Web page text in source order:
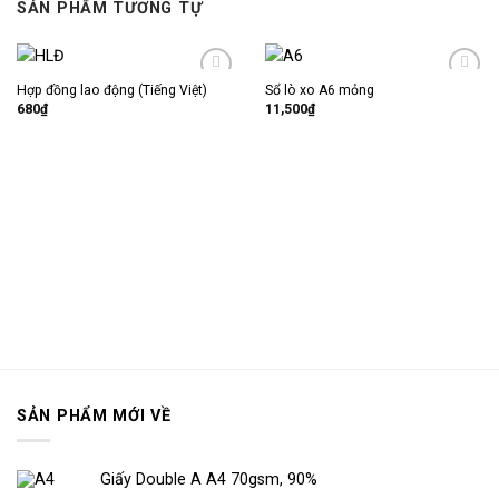
SẢN PHẨM TƯƠNG TỰ
Thêm
Hợp đồng lao động (Tiếng Việt)
680₫
Sổ lò xo A6 mỏng
11,500₫
SẢN PHẨM MỚI VỀ
Giấy Double A A4 70gsm, 90%